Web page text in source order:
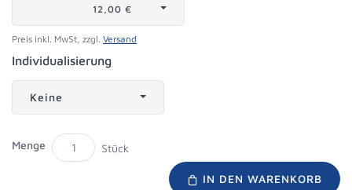
12,00 €
Preis inkl. MwSt, zzgl. Versand
Individualisierung
Keine
Menge Stück
IN DEN WARENKORB